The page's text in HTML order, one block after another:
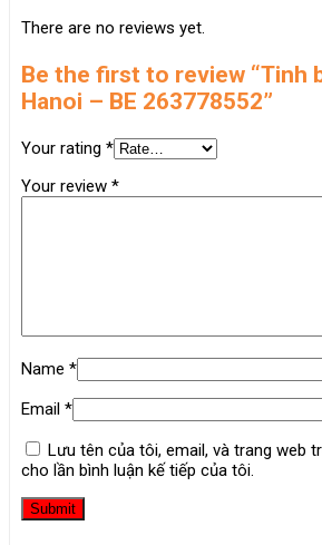
There are no reviews yet.
Be the first to review “Tinh
Hanoi – BE 263778552”
Your rating *
Your review *
Name *
Email *
Lưu tên của tôi, email, và trang web
cho lần bình luận kế tiếp của tôi.